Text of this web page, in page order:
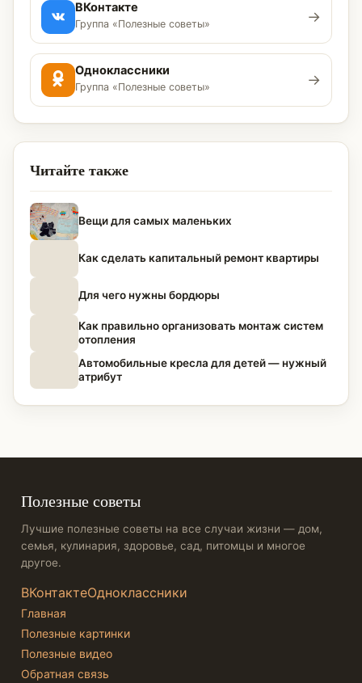
ВКонтакте
Группа «Полезные советы» →
Одноклассники
Группа «Полезные советы» →
Читайте также
Вещи для самых маленьких
Как сделать капитальный ремонт квартиры
Для чего нужны бордюры
Как правильно организовать монтаж систем
отопления
Автомобильные кресла для детей — нужный
атрибут
Полезные советы
Лучшие полезные советы на все случаи жизни — дом,
семья, кулинария, здоровье, сад, питомцы и многое
другое.
ВКонтактеОдноклассники
Главная
Полезные картинки
Полезные видео
Обратная связь